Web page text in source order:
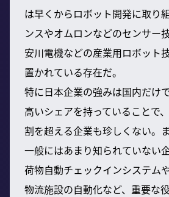
は早くからロボット開発に取り
ンスやオムロンなどのセンサー
安川電機などの産業用ロボット
置かれている存在だ。
特に日本企業の強みは国内だけ
高いシェアを持っていることで
割を超える企業も珍しくない。
一般にはあまり知られていない
荷物自動チェックインシステム
物流施設の自動化など、重要な